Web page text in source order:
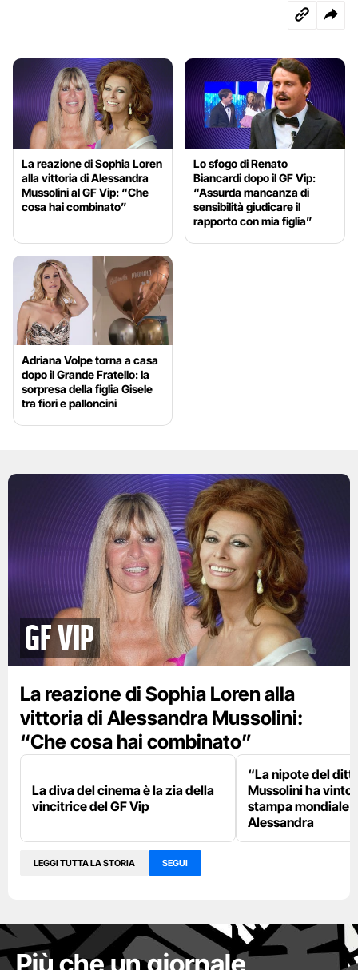
La reazione di Sophia Loren
alla vittoria di Alessandra
Mussolini al GF Vip: “Che
cosa hai combinato”
Lo sfogo di Renato
Biancardi dopo il GF Vip:
“Assurda mancanza di
sensibilità giudicare il
rapporto con mia figlia”
Adriana Volpe torna a casa
dopo il Grande Fratello: la
sorpresa della figlia Gisele
tra fiori e palloncini
GF Vip
La reazione di Sophia Loren alla
vittoria di Alessandra Mussolini:
“Che cosa hai combinato”
La diva del cinema è la zia della
vincitrice del GF Vip
“La nipote del
Mussolini ha
stampa mondiale
Alessandra
LEGGI TUTTA LA STORIA SEGUI